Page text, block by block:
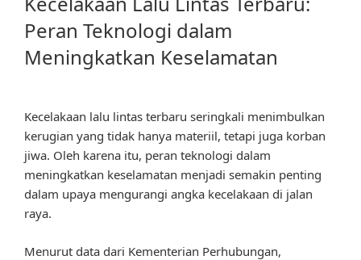
Peran Teknologi dalam
Meningkatkan Keselamatan
Kecelakaan lalu lintas terbaru seringkali menimbulkan
kerugian yang tidak hanya materiil, tetapi juga korban
jiwa. Oleh karena itu, peran teknologi dalam
meningkatkan keselamatan menjadi semakin penting
dalam upaya mengurangi angka kecelakaan di jalan
raya.
Menurut data dari Kementerian Perhubungan,